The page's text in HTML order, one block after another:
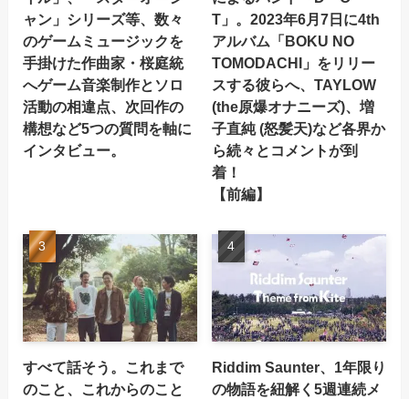
ャン」シリーズ等、数々
のゲームミュージックを
手掛けた作曲家・桜庭統
へゲーム音楽制作とソロ
活動の相違点、次回作の
構想など5つの質問を軸に
インタビュー。
T」。2023年6月7日に4th
アルバム「BOKU NO
TOMODACHI」をリリー
スする彼らへ、TAYLOW
(the原爆オナニーズ)、増
子直純 (怒髪天)など各界か
ら続々とコメントが到
着！
【前編】
すべて話そう。これまで
のこと、これからのこと
Riddim Saunter、1年限り
の物語を紐解く5週連続メ